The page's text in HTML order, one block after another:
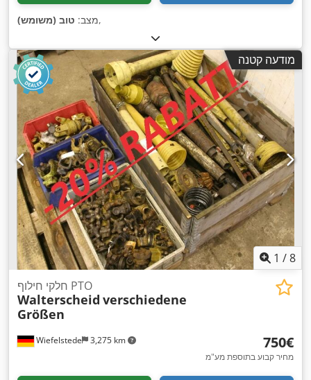
מצב: טוב (משומש) ,
מודעה קטנה
1 /8
Wiefelstede 3,275 km
חלקי חילוף PTO
Walterscheid verschiedene
Größen
‏750 ‏€
מחיר קבוע בתוספת מע"מ